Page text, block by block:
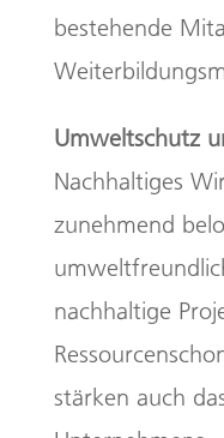
bestehende
Umweltschutz
Nachhaltiges
zunehmend
nachhaltige
stärken auch